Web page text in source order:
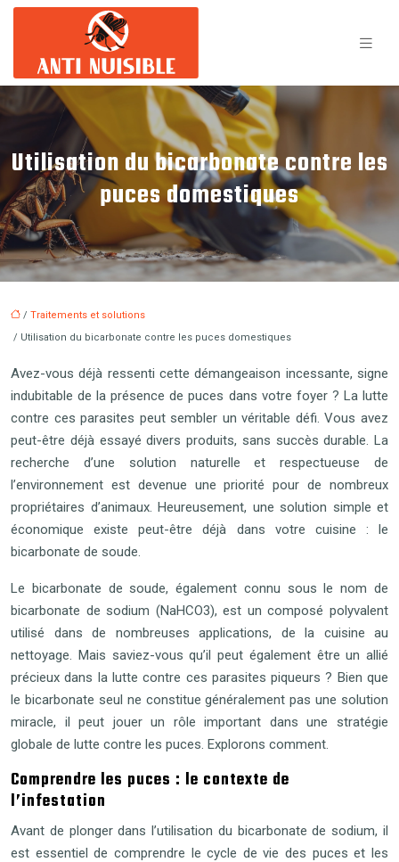
Utilisation du bicarbonate contre les
puces domestiques
/ Traitements et solutions
/ Utilisation du bicarbonate contre les puces domestiques
Avez-vous déjà ressenti cette démangeaison incessante, signe
indubitable de la présence de puces dans votre foyer ? La lutte
contre ces parasites peut sembler un véritable défi. Vous avez
peut-être déjà essayé divers produits, sans succès durable. La
recherche d’une solution naturelle et respectueuse de
l’environnement est devenue une priorité pour de nombreux
propriétaires d’animaux. Heureusement, une solution simple et
économique existe peut-être déjà dans votre cuisine : le
bicarbonate de soude.
Le bicarbonate de soude, également connu sous le nom de
bicarbonate de sodium (NaHCO3), est un composé polyvalent
utilisé dans de nombreuses applications, de la cuisine au
nettoyage. Mais saviez-vous qu’il peut également être un allié
précieux dans la lutte contre ces parasites piqueurs ? Bien que
le bicarbonate seul ne constitue généralement pas une solution
miracle, il peut jouer un rôle important dans une stratégie
globale de lutte contre les puces. Explorons comment.
Comprendre les puces : le contexte de
l’infestation
Avant de plonger dans l’utilisation du bicarbonate de sodium, il
est essentiel de comprendre le cycle de vie des puces et les